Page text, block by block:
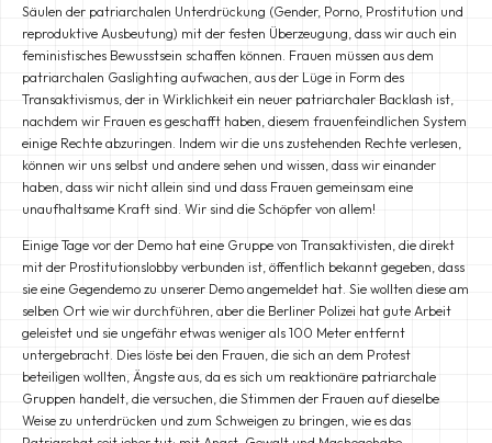
Säulen der patriarchalen Unterdrückung (Gender, Porno, Prostitution und
reproduktive Ausbeutung) mit der festen Überzeugung, dass wir auch ein
feministisches Bewusstsein schaffen können. Frauen müssen aus dem
patriarchalen Gaslighting aufwachen, aus der Lüge in Form des
Transaktivismus, der in Wirklichkeit ein neuer patriarchaler Backlash ist,
nachdem wir Frauen es geschafft haben, diesem frauenfeindlichen System
einige Rechte abzuringen. Indem wir die uns zustehenden Rechte verlesen,
können wir uns selbst und andere sehen und wissen, dass wir einander
haben, dass wir nicht allein sind und dass Frauen gemeinsam eine
unaufhaltsame Kraft sind. Wir sind die Schöpfer von allem!
Einige Tage vor der Demo hat eine Gruppe von Transaktivisten, die direkt
mit der Prostitutionslobby verbunden ist, öffentlich bekannt gegeben, dass
sie eine Gegendemo zu unserer Demo angemeldet hat. Sie wollten diese am
selben Ort wie wir durchführen, aber die Berliner Polizei hat gute Arbeit
geleistet und sie ungefähr etwas weniger als 100 Meter entfernt
untergebracht. Dies löste bei den Frauen, die sich an dem Protest
beteiligen wollten, Ängste aus, da es sich um reaktionäre patriarchale
Gruppen handelt, die versuchen, die Stimmen der Frauen auf dieselbe
Weise zu unterdrücken und zum Schweigen zu bringen, wie es das